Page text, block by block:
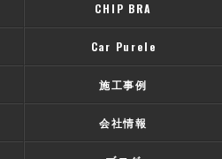
CHIP BRA
Car Purele
施工事例
会社情報